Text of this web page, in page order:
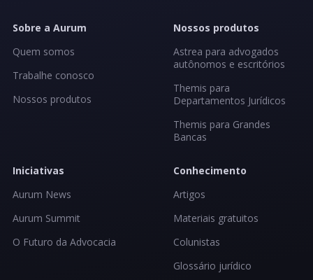
Sobre a Aurum
Quem somos
Trabalhe conosco
Nossos produtos
Nossos produtos
Astrea para advogados
autônomos e escritórios
Themis para
Departamentos Jurídicos
Themis para Grandes
Bancas
Iniciativas
Aurum News
Aurum Summit
O Futuro da Advocacia
Conhecimento
Artigos
Materiais gratuitos
Colunistas
Glossário jurídico